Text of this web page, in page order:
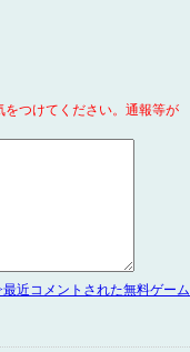
つけてください。通報等が
最近コメントされた無料ゲーム